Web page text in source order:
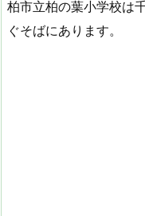
柏市立柏の葉小学校は
ぐそばにあります。